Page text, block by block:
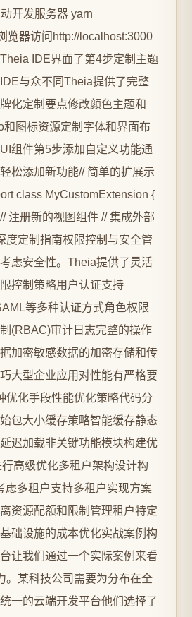
开发服务器 yarn
览器访问http://localhost:3000
IDE界面了第4步定制主题
与众不同Theia提供了完整
化定制要点修改颜色主题和
图标资源定制字体和界面布
组件第5步添加自定义功能通
松添加新功能// 简单的扩展示
class MyCustomExtension {
注册新的视图组件 // 集成外部
度定制指南权限控制与安全管
虑安全性。Theia提供了灵活
控制策略用户认证支持
等多种认证方式️角色权限
(RBAC)审计日志完整的操作
加密敏感数据的加密存储和传
大型企业应用对性能有严格要
优化手段性能优化策略代码分
包大小缓存策略智能缓存静态
迟加载非关键功能模块构建优
高级优化多租户架构设计构
虑多租户支持多租户实现方案
资源配额和限制管理租户特定
础设施的成本优化实战案例构
让我们通过一个实际案例来看
。某科技公司需要为分布在全
一的云端开发平台他们选择了